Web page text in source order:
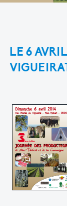
LE 6